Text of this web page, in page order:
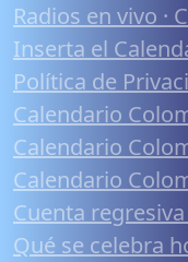
Radios en vivo ·
Inserta el
Política de
Calendario
Calendario
Calendario
Cuenta
Qué se celebra